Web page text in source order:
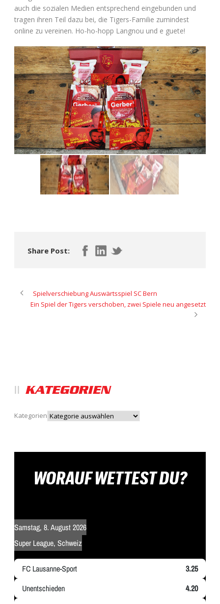
auch die sozialen Medien entsprechend eingebunden und
tragen ihren Teil dazu bei, die Tigers-Familie zumindest
online zu vereinen. Ho-ho-hopp Langnou und e guete!
Share Post:
Spielverschiebung Auswärtsspiel SC Bern
Ein Spiel der Tigers verschoben, zwei Spiele neu angesetzt
KATEGORIEN
Kategorien